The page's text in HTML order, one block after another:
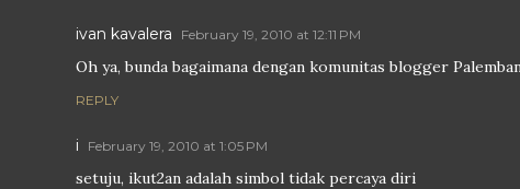
ivan kavalera February 19, 2010 at 12:11 PM
Oh ya, bunda bagaimana dengan komunitas blogger
REPLY
i February 19, 2010 at 1:05 PM
setuju, ikut2an adalah simbol tidak percaya diri